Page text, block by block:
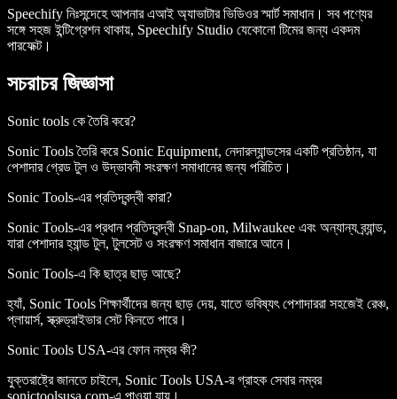
Speechify নিঃসন্দেহে আপনার এআই অ্যাভাটার ভিডিওর স্মার্ট সমাধান। সব পণ্যের
সঙ্গে সহজ ইন্টিগ্রেশন থাকায়, Speechify Studio যেকোনো টিমের জন্য একদম
পারফেক্ট।
সচরাচর জিজ্ঞাসা
Sonic tools কে তৈরি করে?
Sonic Tools তৈরি করে Sonic Equipment, নেদারল্যান্ডসের একটি প্রতিষ্ঠান, যা
পেশাদার গ্রেড টুল ও উদ্ভাবনী সংরক্ষণ সমাধানের জন্য পরিচিত।
Sonic Tools-এর প্রতিদ্বন্দ্বী কারা?
Sonic Tools-এর প্রধান প্রতিদ্বন্দ্বী Snap-on, Milwaukee এবং অন্যান্য ব্র্যান্ড,
যারা পেশাদার হ্যান্ড টুল, টুলসেট ও সংরক্ষণ সমাধান বাজারে আনে।
Sonic Tools-এ কি ছাত্র ছাড় আছে?
হ্যাঁ, Sonic Tools শিক্ষার্থীদের জন্য ছাড় দেয়, যাতে ভবিষ্যৎ পেশাদাররা সহজেই রেঞ্চ,
প্লায়ার্স, স্ক্রুড্রাইভার সেট কিনতে পারে।
Sonic Tools USA-এর ফোন নম্বর কী?
যুক্তরাষ্ট্রে জানতে চাইলে, Sonic Tools USA-র গ্রাহক সেবার নম্বর